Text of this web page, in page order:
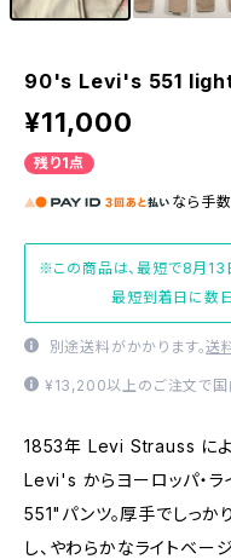
90's Levi's 551
¥11,000
残り1点
なら 手
※この商品は、最短で8月13
最短到着日に数
別途送料がかかります。送
¥13,200以上のご注文で国
1853年 Levi Strauss によ
Levi's からヨーロッパ・
551"パンツ。厚手でしっか
し、やわらかなライトベー